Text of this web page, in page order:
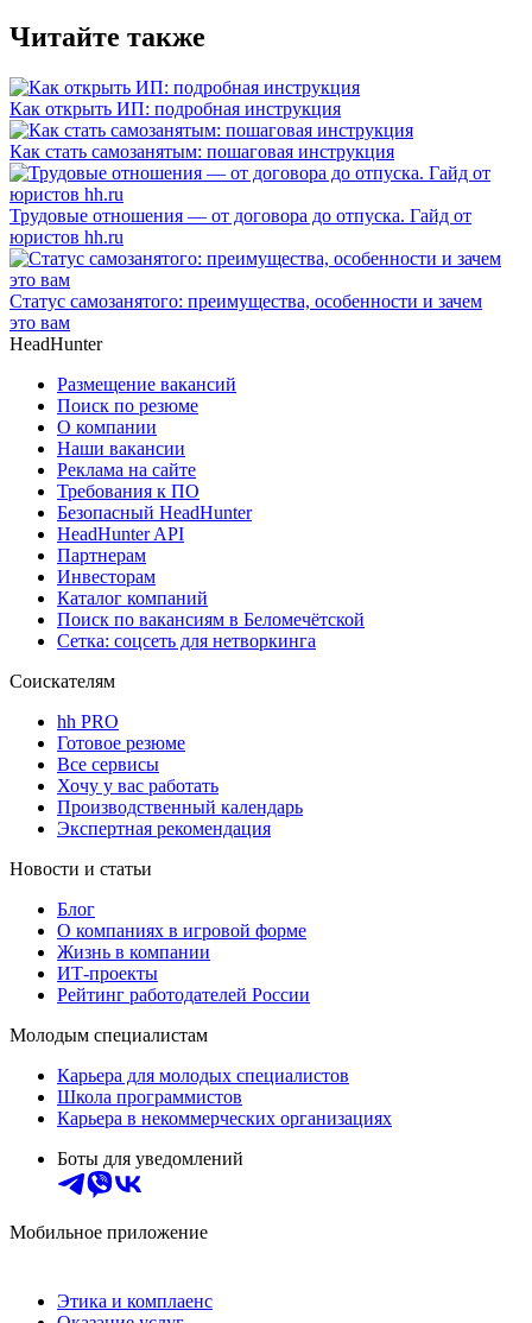
Читайте также
Как открыть ИП: подробная инструкция
Как стать самозанятым: пошаговая инструкция
Трудовые отношения — от договора до отпуска. Гайд от
юристов hh.ru
Статус самозанятого: преимущества, особенности и зачем
это вам
HeadHunter
Размещение вакансий
Поиск по резюме
О компании
Наши вакансии
Реклама на сайте
Требования к ПО
Безопасный HeadHunter
HeadHunter API
Партнерам
Инвесторам
Каталог компаний
Поиск по вакансиям в Беломечётской
Сетка: соцсеть для нетворкинга
Соискателям
hh PRO
Готовое резюме
Все сервисы
Хочу у вас работать
Производственный календарь
Экспертная рекомендация
Новости и статьи
Блог
О компаниях в игровой форме
Жизнь в компании
ИТ-проекты
Рейтинг работодателей России
Молодым специалистам
Карьера для молодых специалистов
Школа программистов
Карьера в некоммерческих организациях
Боты для уведомлений
Мобильное приложение
Этика и комплаенс